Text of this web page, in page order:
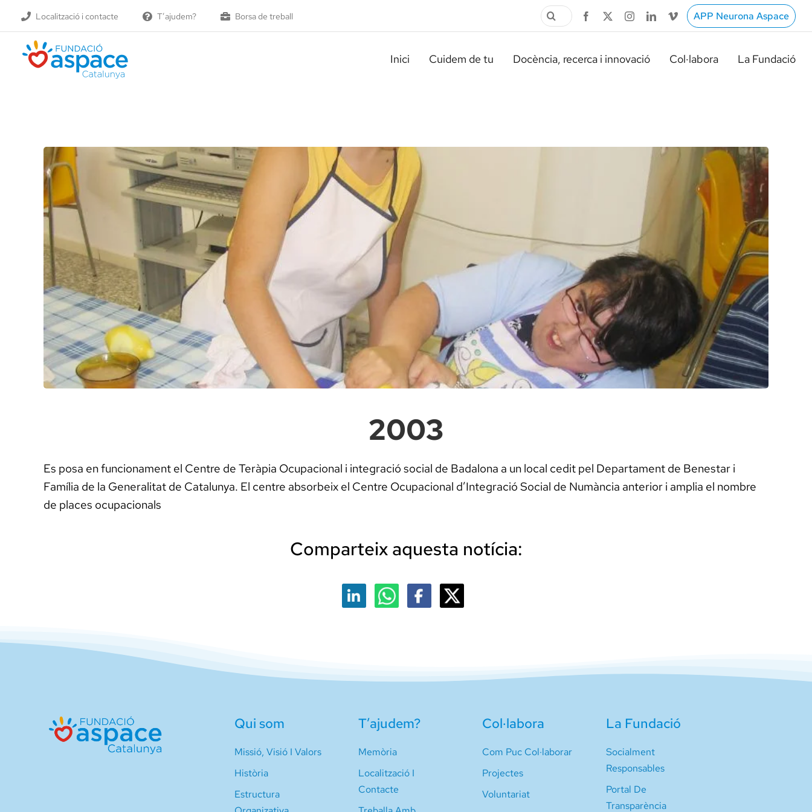
Localització i contacte T’ajudem? Borsa de treball
Cerca
…
APP Neurona Aspace
Inici Cuidem de tu Docència, recerca i innovació Col·labora La Fundació
2003
Es posa en funcionament el Centre de Teràpia Ocupacional i integració social de Badalona a un local cedit pel Departament de Benestar i
Família de la Generalitat de Catalunya. El centre absorbeix el Centre Ocupacional d’Integració Social de Numància anterior i amplia el nombre
de places ocupacionals
Comparteix aquesta notícia:
Qui som
Missió, Visió I Valors
Història
Estructura
T’ajudem?
Memòria
Localització I
Contacte
Col·labora
Com Puc Col·laborar
Projectes
Voluntariat
La Fundació
Socialment
Responsables
Portal De
Transparència